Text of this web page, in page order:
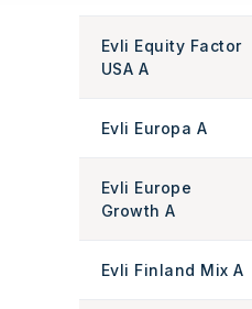
Evli Equity Factor
USA A
Evli Europa A
Evli Europe
Growth A
Evli Finland Mix A